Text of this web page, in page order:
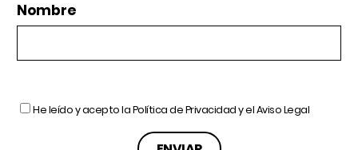
Nombre
He leído y acepto laPolítica de Privacidady elAviso Legal